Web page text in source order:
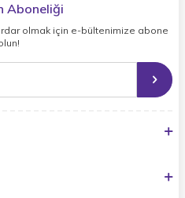
Aboneliği
olmak için e-bültenimize abone